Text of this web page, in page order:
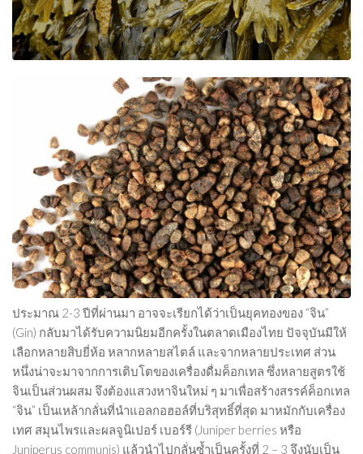
ประมาณ 2-3 ปีที่ผ่านมา อาจจะเรียกได้ว่าเป็นยุคทองของ “จิน”
(Gin) กลับมาได้รับความนิยมอีกครั้งในตลาดเมืองไทย ปัจจุบันมีให้
เลือกหลายสิบยี่ห้อ หลากหลายสไตล์ และจากหลายประเทศ ส่วน
หนึ่งน่าจะมาจากการเติบโตของเครื่องดื่มค็อกเทล ซึ่งหลายสูตรใช้
จินเป็นส่วนผสม จึงต้องแสวงหาจินใหม่ ๆ มาเพื่อสร้างสรรค์ค็อกเทล
“จิน” เป็นเหล้ากลั่นที่นำแอลกอฮอล์ที่บริสุทธิ์ที่สุด มาหมักกับเครื่อง
เทศ สมุนไพรและผลจูนิเปอร์ เบอร์รี (Juniper berries หรือ
Juniperus communis) แล้วนำไปกลั่นซ้ำเป็นครั้งที่ 2 – 3 จึงนับเป็น